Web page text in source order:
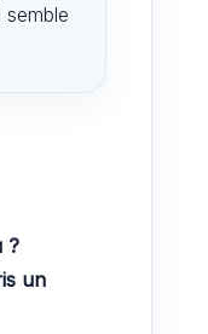
?
un